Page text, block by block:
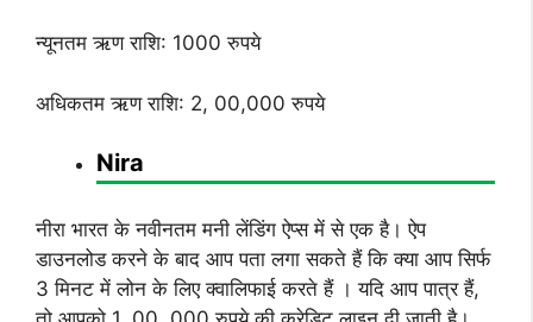
न्यूनतम ऋण राशि: 1000 रुपये
अधिकतम ऋण राशि: 2, 00,000 रुपये
Nira
नीरा भारत के नवीनतम मनी लेंडिंग ऐप्स में से एक है। ऐप
डाउनलोड करने के बाद आप पता लगा सकते हैं कि क्या आप सिर्फ
3 मिनट में लोन के लिए क्वालिफाई करते हैं । यदि आप पात्र हैं,